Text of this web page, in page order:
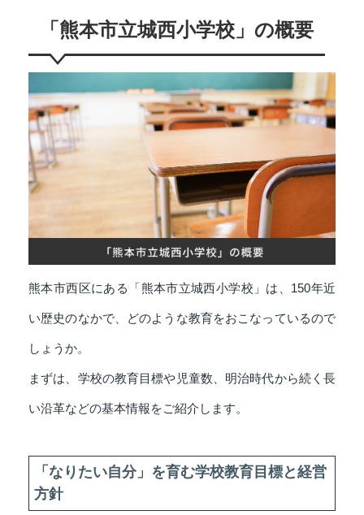
「熊本市立城西小学校」の概要
熊本市西区にある「熊本市立城西小学校」は、150年近
い歴史のなかで、どのような教育をおこなっているので
しょうか。
まずは、学校の教育目標や児童数、明治時代から続く長
い沿革などの基本情報をご紹介します。
「なりたい自分」を育む学校教育目標と経営
方針